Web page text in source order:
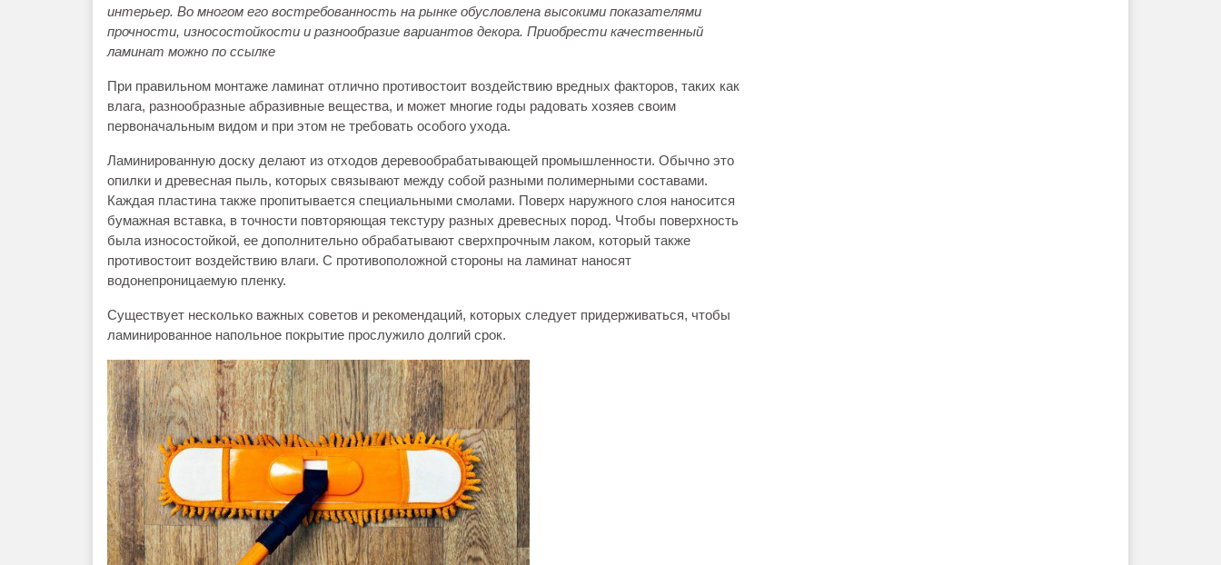
интерьер. Во многом его востребованность на рынке обусловлена высокими показателями
прочности, износостойкости и разнообразие вариантов декора. Приобрести качественный
ламинат можно по ссылке
При правильном монтаже ламинат отлично противостоит воздействию вредных факторов, таких как
влага, разнообразные абразивные вещества, и может многие годы радовать хозяев своим
первоначальным видом и при этом не требовать особого ухода.
Ламинированную доску делают из отходов деревообрабатывающей промышленности. Обычно это
опилки и древесная пыль, которых связывают между собой разными полимерными составами.
Каждая пластина также пропитывается специальными смолами. Поверх наружного слоя наносится
бумажная вставка, в точности повторяющая текстуру разных древесных пород. Чтобы поверхность
была износостойкой, ее дополнительно обрабатывают сверхпрочным лаком, который также
противостоит воздействию влаги. С противоположной стороны на ламинат наносят
водонепроницаемую пленку.
Существует несколько важных советов и рекомендаций, которых следует придерживаться, чтобы
ламинированное напольное покрытие прослужило долгий срок.